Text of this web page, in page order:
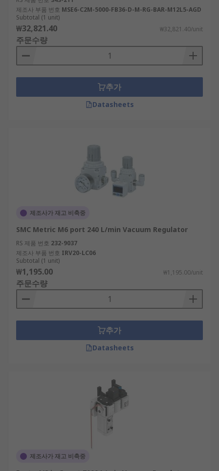
제조사 부품 번호 MSE6-C2M-5000-FB36-D-M-RG-BAR-M12L5-AGD
Subtotal (1 unit)
₩32,821.40 ₩32,821.40/unit
주문수량
추가
Datasheets
제조사가 재고 비축중
SMC Metric M6 port 240 L/min Vacuum Regulator
RS 제품 번호 232-9037
제조사 부품 번호 IRV20-LC06
Subtotal (1 unit)
₩1,195.00 ₩1,195.00/unit
주문수량
추가
Datasheets
제조사가 재고 비축중